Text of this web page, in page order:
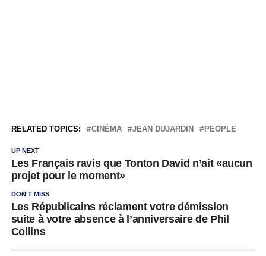
RELATED TOPICS: CINÉMA JEAN DUJARDIN PEOPLE
UP NEXT
Les Français ravis que Tonton David n’ait «aucun
projet pour le moment»
DON'T MISS
Les Républicains réclament votre démission
suite à votre absence à l’anniversaire de Phil
Collins